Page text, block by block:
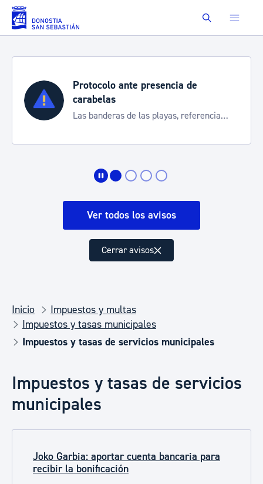
Saltar al contenido principal Buscar
Protocolo ante presencia de
carabelas
Las banderas de las playas, referencia
Ver todos los avisos
Cerrar avisos
Inicio
Impuestos y multas
Impuestos y tasas municipales
Impuestos y tasas de servicios municipales
Impuestos y tasas de servicios
municipales
Joko Garbia: aportar cuenta bancaria para
recibir la bonificación